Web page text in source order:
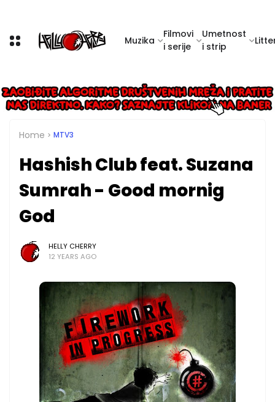
Muzika
Filmovi
i serije
Umetnost
i strip
Home MTV3
Hashish Club feat. Suzana
Sumrah - Good mornig
God
HELLY CHERRY
12 YEARS AGO